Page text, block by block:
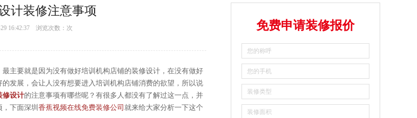
计装修注意事项
16:42:37 浏览次数： 次
主要就是因为没有做好培训机构店铺的装修设计，在没有做好
发展，会让人没有想要进入培训机构店铺消费的欲望，所以说
修设计的注意事项有哪些呢？有很多人都没有了解过这一点，并
下面深圳 香蕉视频在线免费装修公司 就来给大家分析一下这个
免费申请装修报价